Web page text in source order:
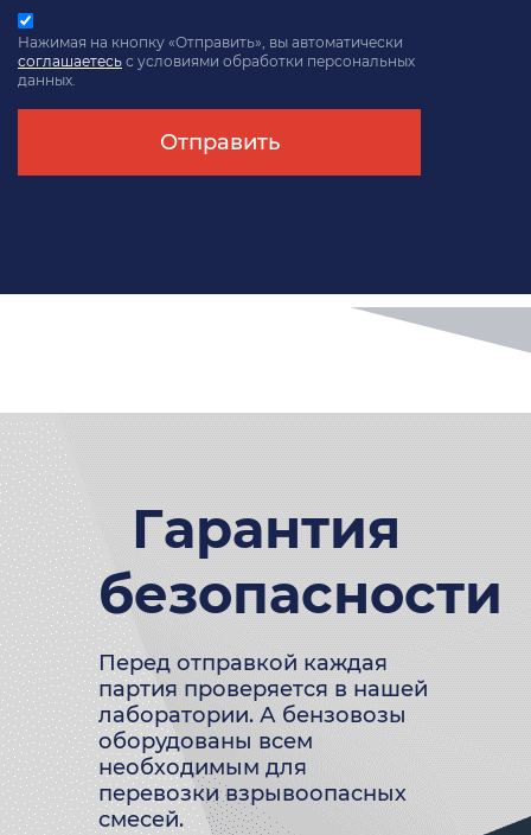
Нажимая на кнопку «Отправить», вы автоматически
соглашаетесь с условиями обработки персональных
данных.
Гарантия
безопасности
Перед отправкой каждая
партия проверяется в нашей
лаборатории. А бензовозы
оборудованы всем
необходимым для
перевозки взрывоопасных
смесей.